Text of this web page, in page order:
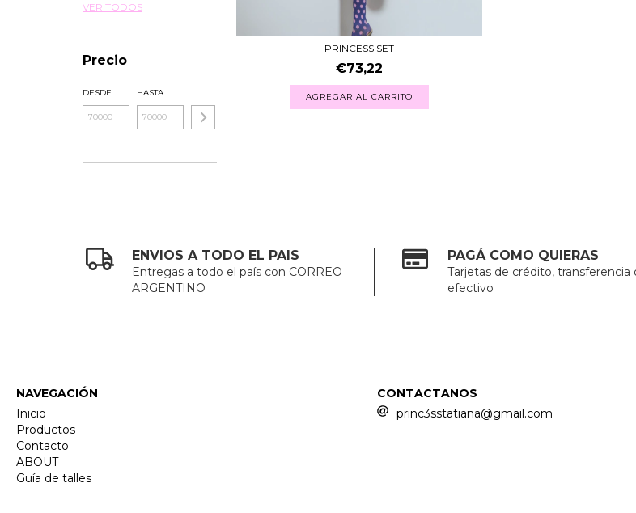
VER TODOS
Precio
DESDE HASTA
PRINCESS SET
€73,22
AGREGAR AL CARRITO
ENVIOS A TODO EL PAIS
Entregas a todo el país con CORREO
ARGENTINO
PAGÁ COMO QUIERAS
Tarjetas de crédito, transferencia
efectivo
NAVEGACIÓN
Inicio
Productos
Contacto
ABOUT
Guía de talles
CONTACTANOS
princ3sstatiana@gmail.com